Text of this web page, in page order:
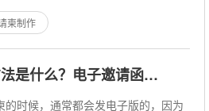
柬制作
会议电子请柬制作方法是什么？电子邀请函制作教程
时候，通常都会发电子版的，因为